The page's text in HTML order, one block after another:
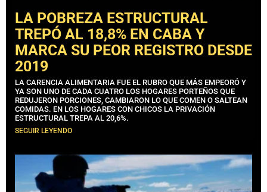
LA POBREZA ESTRUCTURAL
TREPÓ AL 18,8% EN CABA Y
MARCA SU PEOR REGISTRO DESDE
2019
LA CARENCIA ALIMENTARIA FUE EL RUBRO QUE MÁS EMPEORÓ Y
YA SON UNO DE CADA CUATRO LOS HOGARES PORTEÑOS QUE
REDUJERON PORCIONES, CAMBIARON LO QUE COMEN O SALTEAN
COMIDAS. EN LOS HOGARES CON CHICOS LA PRIVACIÓN
ESTRUCTURAL TREPA AL 20,6%.
SEGUIR LEYENDO